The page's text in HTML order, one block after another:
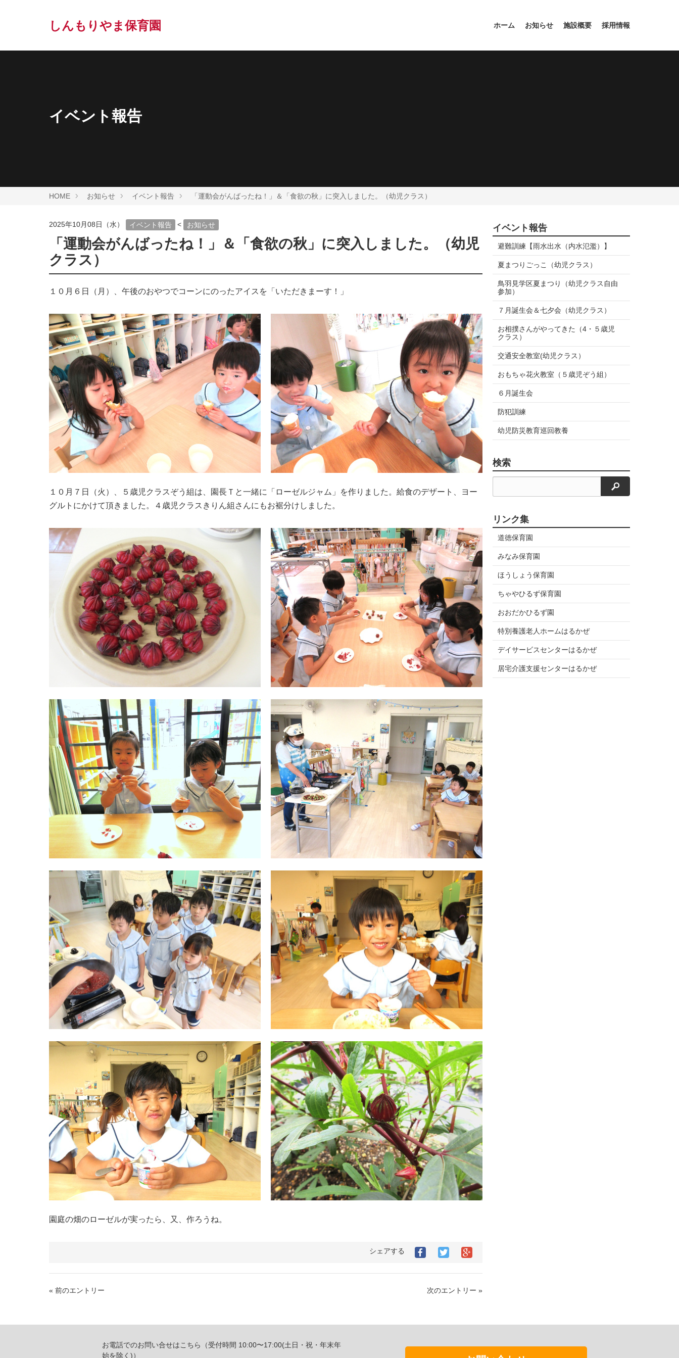
しんもりやま保育園 ホーム お知らせ 施設概要 採用情報
イベント報告
HOME お知らせ イベント報告 「運動会がんばったね！」＆「食欲の秋」に突入しました。（幼児クラス）
2025年10月08日（水） イベント報告 < お知らせ
「運動会がんばったね！」＆「食欲の秋」に突入しました。（幼児
クラス）
１０月６日（月）、午後のおやつでコーンにのったアイスを「いただきまーす！」
１０月７日（火）、５歳児クラスぞう組は、園長Ｔと一緒に「ローゼルジャム」を作りました。給食のデザート、ヨー
グルトにかけて頂きました。４歳児クラスきりん組さんにもお裾分けしました。
園庭の畑のローゼルが実ったら、又、作ろうね。
シェアする
« 前のエントリー 次のエントリー »
イベント報告
避難訓練【雨水出水（内水氾濫）】
夏まつりごっこ（幼児クラス）
鳥羽見学区夏まつり（幼児クラス自由
参加）
７月誕生会＆七夕会（幼児クラス）
お相撲さんがやってきた（4・５歳児
クラス）
交通安全教室(幼児クラス）
おもちゃ花火教室（５歳児ぞう組）
６月誕生会
防犯訓練
幼児防災教育巡回教養
検索
検索
リンク集
道徳保育園
みなみ保育園
ほうしょう保育園
ちゃやひるず保育園
おおだかひるず園
特別養護老人ホームはるかぜ
デイサービスセンターはるかぜ
居宅介護支援センターはるかぜ
お電話でのお問い合せはこちら（受付時間 10:00〜17:00(土日・祝・年末年
始を除く)）